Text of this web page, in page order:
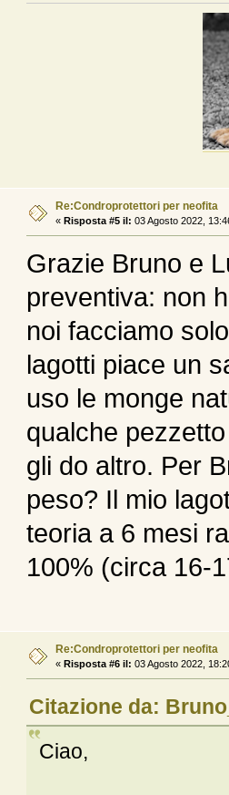
Re:Condroprotettori per neofita
« Risposta #5 il: 03 Agosto 2022,
Grazie Bruno e
preventiva: non
noi facciamo
lagotti piace un
uso le monge
qualche
gli do altro. Per
peso? Il mio
teoria a 6 mesi
100% (circa 16-
Re:Condroprotettori per neofita
« Risposta #6 il: 03 Agosto 2022,
Citazione da:
Ciao,